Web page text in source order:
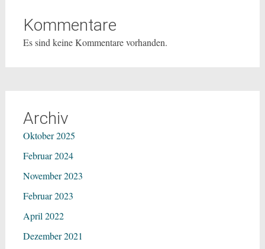
Kommentare
Es sind keine Kommentare vorhanden.
Archiv
Oktober 2025
Februar 2024
November 2023
Februar 2023
April 2022
Dezember 2021